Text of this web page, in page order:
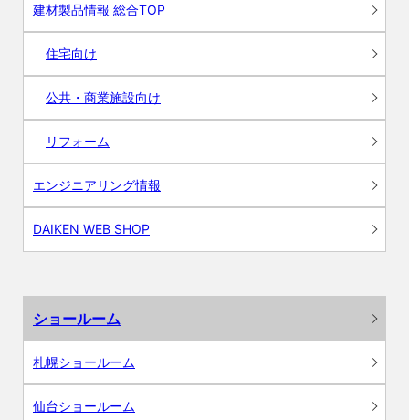
建材製品情報 総合TOP
住宅向け
公共・商業施設向け
リフォーム
エンジニアリング情報
DAIKEN WEB SHOP
ショールーム
札幌ショールーム
仙台ショールーム